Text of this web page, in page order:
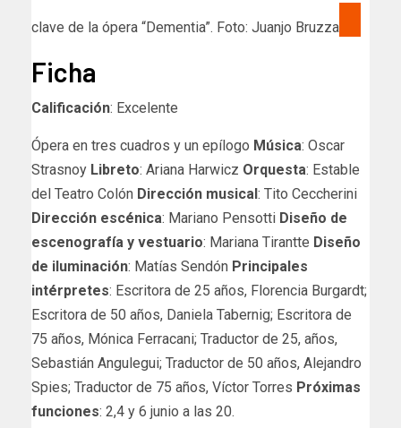
clave de la ópera “Dementia”. Foto: Juanjo Bruzza
Ficha
Calificación: Excelente
Ópera en tres cuadros y un epílogo Música: Oscar
Strasnoy Libreto: Ariana Harwicz Orquesta: Estable
del Teatro Colón Dirección musical: Tito Ceccherini
Dirección escénica: Mariano Pensotti Diseño de
escenografía y vestuario: Mariana Tirantte Diseño
de iluminación: Matías Sendón Principales
intérpretes: Escritora de 25 años, Florencia Burgardt;
Escritora de 50 años, Daniela Tabernig; Escritora de
75 años, Mónica Ferracani; Traductor de 25, años,
Sebastián Angulegui; Traductor de 50 años, Alejandro
Spies; Traductor de 75 años, Víctor Torres Próximas
funciones: 2,4 y 6 junio a las 20.